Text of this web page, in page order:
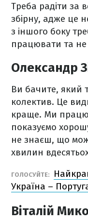
Треба радіти за
збірну, адже це
з іншого боку
працювати та не
Олександр
Ви бачите, який
колектив. Це
краще. Ми
показуємо
не знаєш, що
хвилин
ГОЛОСУЙТЕ:
Україна –
Віталій